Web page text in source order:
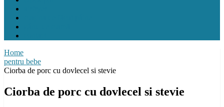
Home
pentru bebe
Ciorba de porc cu dovlecel si stevie
Ciorba de porc cu dovlecel si stevie